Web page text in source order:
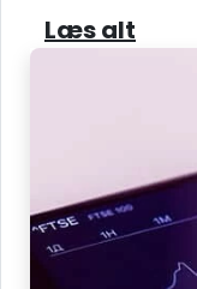
Læs alt